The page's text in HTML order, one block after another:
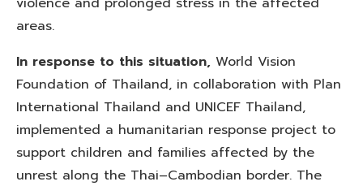
areas.
In response to this situation, World Vision
Foundation of Thailand, in collaboration with Plan
International Thailand and UNICEF Thailand,
implemented a humanitarian response project to
support children and families affected by the
unrest along the Thai–Cambodian border. The